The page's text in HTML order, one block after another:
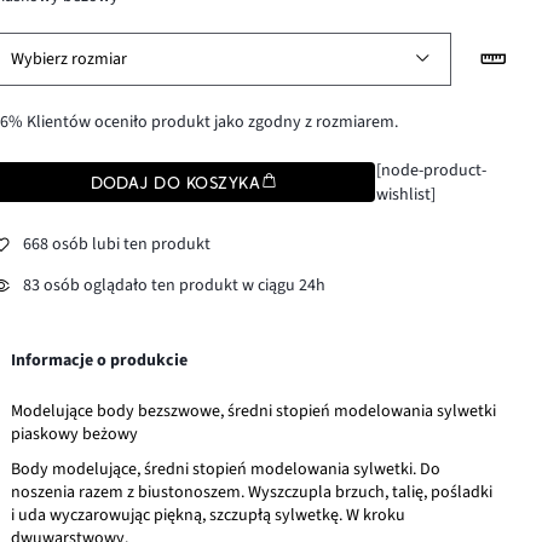
Wybierz rozmiar
Klientów oceniło produkt jako zgodny z rozmiarem.
DODAJ DO KOSZYKA
[node-product-
wishlist]
668 osób lubi ten produkt
83 osób oglądało ten produkt w ciągu 24h
Informacje o produkcie
Modelujące body bezszwowe, średni stopień modelowania sylwetki
piaskowy beżowy
Body modelujące, średni stopień modelowania sylwetki. Do
noszenia razem z biustonoszem. Wyszczupla brzuch, talię, pośladki
i uda wyczarowując piękną, szczupłą sylwetkę. W kroku